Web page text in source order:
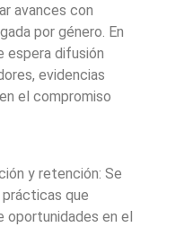
avances con
por género. En
espera difusión
evidencias
el compromiso
y retención: Se
que
oportunidades en el